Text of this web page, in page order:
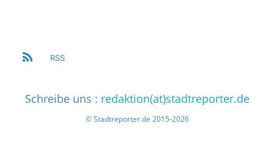
RSS
Schreibe uns : redaktion(at)stadtreporter.de
© Stadtreporter.de 2015-2026